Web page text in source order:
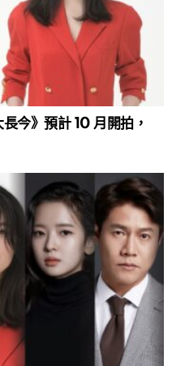
今》預計 10 月開拍，